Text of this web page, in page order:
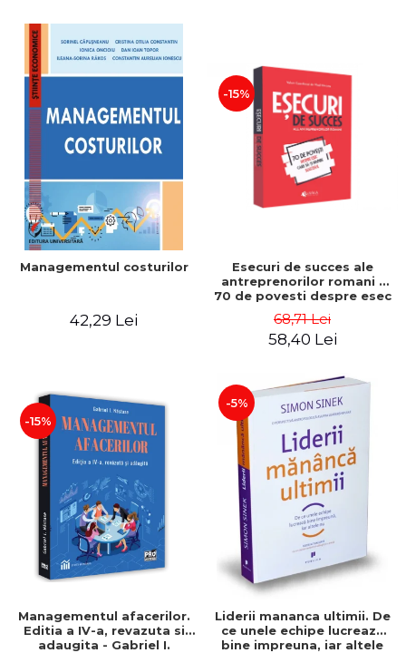
Managementul costurilor
42,29 Lei
-15%
Esecuri de succes ale
antreprenorilor romani -
70 de povesti despre esec
68,71 Lei
58,40 Lei
-15%
Managementul afacerilor.
Editia a IV-a, revazuta si
adaugita - Gabriel I.
-5%
Liderii mananca ultimii. De
ce unele echipe lucreaza
bine impreuna, iar altele